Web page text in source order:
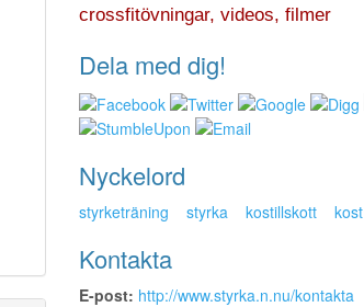
crossfitövningar, videos, filmer
Dela med dig!
Nyckelord
styrketräning styrka kostillskott kost
Kontakta
E-post: http://www.styrka.n.nu/kontakta